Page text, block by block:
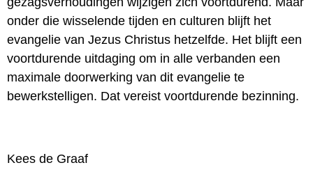
onder die wisselende tijden en culturen blijft het
evangelie van Jezus Christus hetzelfde. Het blijft een
voortdurende uitdaging om in alle verbanden een
maximale doorwerking van dit evangelie te
bewerkstelligen. Dat vereist voortdurende bezinning.
Kees de Graaf